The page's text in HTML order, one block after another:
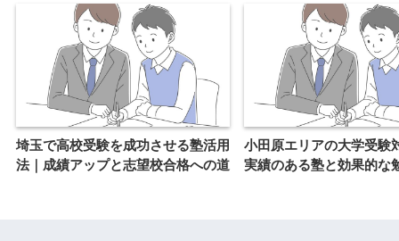
埼玉で高校受験を成功させる塾活用
法｜成績アップと志望校合格への道
小田原エリアの大学受験
実績のある塾と効果的な